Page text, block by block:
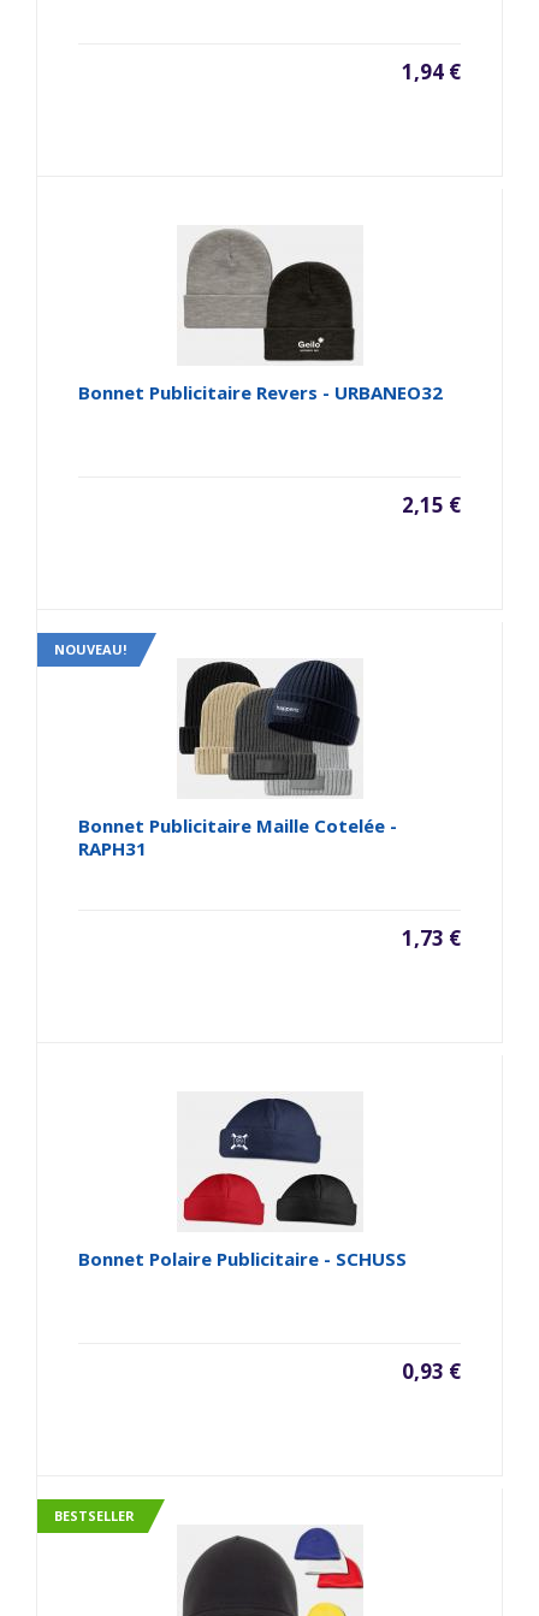
1,94 €
Bonnet Publicitaire Revers - URBANEO32
2,15 €
NOUVEAU!
Bonnet Publicitaire Maille Cotelée -
RAPH31
1,73 €
Bonnet Polaire Publicitaire - SCHUSS
0,93 €
BESTSELLER